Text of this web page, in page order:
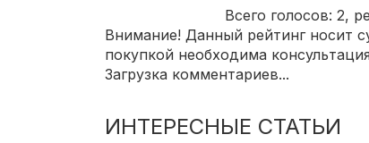
Всего голосов: 2,
Внимание! Данный рейтинг носит
покупкой необходима
Загрузка комментариев...
ИНТЕРЕСНЫЕ СТАТЬИ